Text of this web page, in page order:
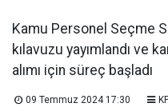
Kamu Personel Seçme
kılavuzu yayımlandı ve
alımı için süreç başladı
09 Temmuz 2024 17:30